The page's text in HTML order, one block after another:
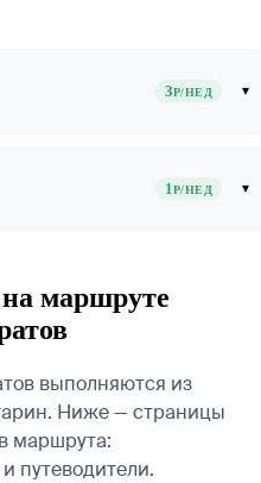
3Р/НЕД ▾
1Р/НЕД ▾
маршруте
выполняются из
Ниже — страницы
маршрута:
путеводители.